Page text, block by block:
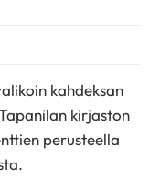
kahdeksan
kirjaston
perusteella